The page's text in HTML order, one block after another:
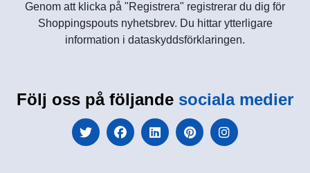
Genom att klicka på "Registrera" registrerar du dig för
Shoppingspouts nyhetsbrev. Du hittar ytterligare
information i dataskyddsförklaringen.
Följ oss på följande sociala medier